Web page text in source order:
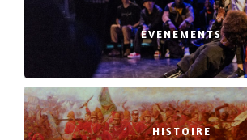
EVENEMENTS
HISTOIRE